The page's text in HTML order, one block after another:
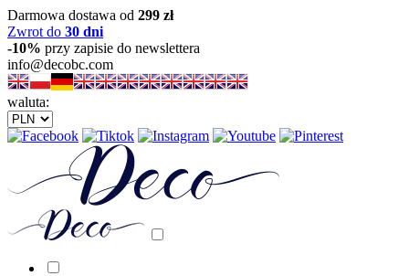
Darmowa dostawa od 299 zł
Zwrot do 30 dni
-10% przy zapisie do newslettera
info@decobc.com
waluta: